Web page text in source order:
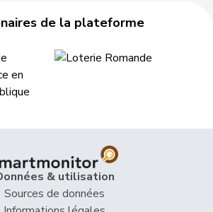
de la plateforme
& utilisation
Sources de données